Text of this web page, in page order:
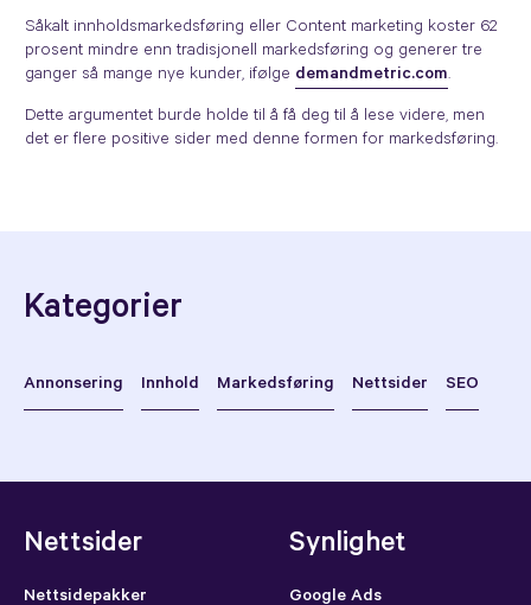
Såkalt innholdsmarkedsføring eller Content marketing koster 62
prosent mindre enn tradisjonell markedsføring og generer tre
ganger så mange nye kunder, ifølge demandmetric.com.
Dette argumentet burde holde til å få deg til å lese videre, men
det er flere positive sider med denne formen for markedsføring.
Kategorier
Annonsering Innhold Markedsføring Nettsider SEO
Nettsider
Nettsidepakker
Synlighet
Google Ads